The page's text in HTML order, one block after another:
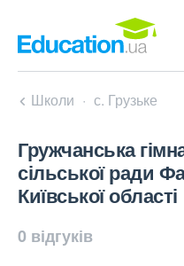
Школи с. Грузьке
Гружчанська
сільської ради
Київської області
0 відгуків